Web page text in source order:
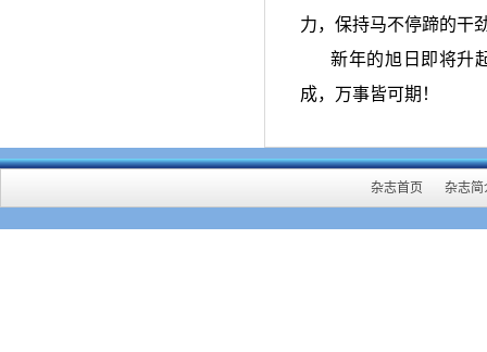
力，保持马不停蹄的干
新年的旭日即将升
成，万事皆可期！
杂志首页 杂志简